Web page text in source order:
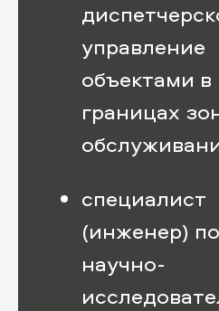
управление
объектами в
границах
специалист
(инженер) по
научно-